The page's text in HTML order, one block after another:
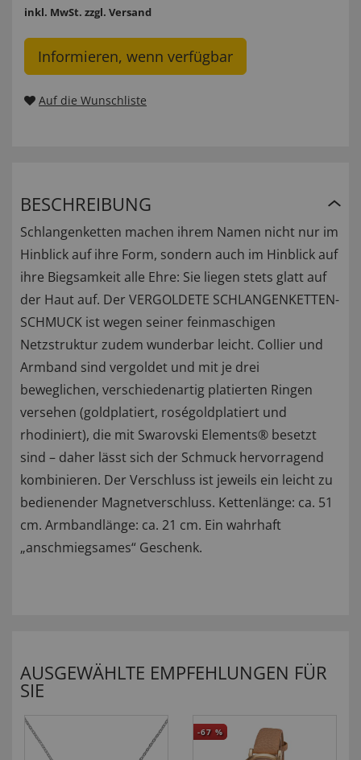
inkl. MwSt. zzgl. Versand
Informieren, wenn verfügbar
Auf die Wunschliste
BESCHREIBUNG
Schlangenketten machen ihrem Namen nicht nur im
Hinblick auf ihre Form, sondern auch im Hinblick auf
ihre Biegsamkeit alle Ehre: Sie liegen stets glatt auf
der Haut auf. Der VERGOLDETE SCHLANGENKETTEN-
SCHMUCK ist wegen seiner feinmaschigen
Netzstruktur zudem wunderbar leicht. Collier und
Armband sind vergoldet und mit je drei
beweglichen, verschiedenartig platierten Ringen
versehen (goldplatiert, roségoldplatiert und
rhodiniert), die mit Swarovski Elements® besetzt
sind – daher lässt sich der Schmuck hervorragend
kombinieren. Der Verschluss ist jeweils ein leicht zu
bedienender Magnetverschluss. Kettenlänge: ca. 51
cm. Armbandlänge: ca. 21 cm. Ein wahrhaft
„anschmiegsames“ Geschenk.
AUSGEWÄHLTE EMPFEHLUNGEN FÜR
SIE
-67 %